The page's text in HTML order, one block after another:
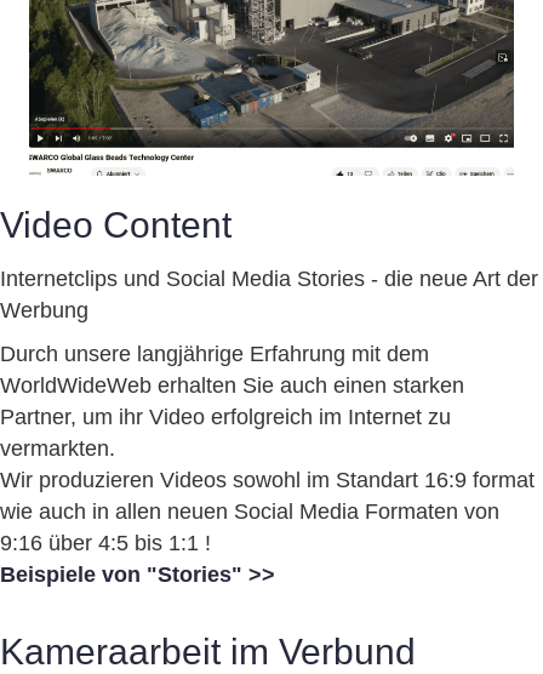
Video Content
Internetclips und Social Media Stories - die neue Art der
Werbung
Durch unsere langjährige Erfahrung mit dem
WorldWideWeb erhalten Sie auch einen starken
Partner, um ihr Video erfolgreich im Internet zu
vermarkten.
Wir produzieren Videos sowohl im Standart 16:9 format
wie auch in allen neuen Social Media Formaten von
9:16 über 4:5 bis 1:1 !
Beispiele von "Stories" >>
Kameraarbeit im Verbund